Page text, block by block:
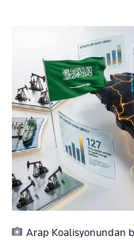
Arap Koalisyonundan